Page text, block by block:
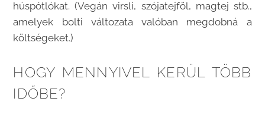
húspótlókat. (Vegán virsli, szójatejföl, magtej stb.,
amelyek bolti változata valóban megdobná a
költségeket.)
HOGY MENNYIVEL KERÜL TÖBB
IDŐBE?